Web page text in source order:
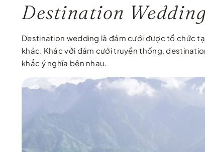
Destination
Destination wedding là đám cưới được tổ chức
khác. Khác với đám cưới truyền thống,
khắc ý nghĩa bên nhau.